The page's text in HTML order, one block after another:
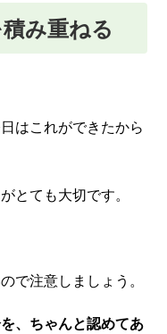
み重ねる
はこれができたから
とても大切です。
で注意しましょう。
、ちゃんと認めてあ